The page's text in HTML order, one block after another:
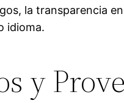
la transparencia
idioma.
y